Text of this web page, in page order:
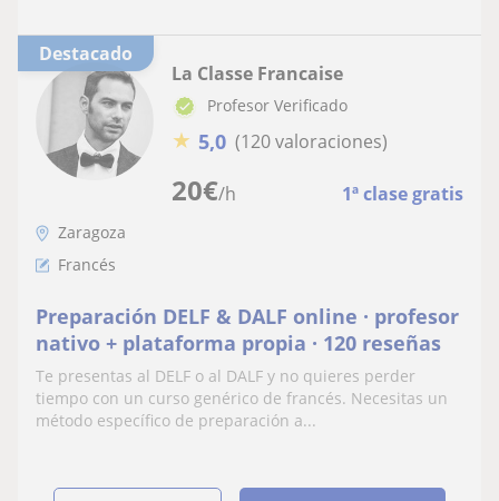
Destacado
20€/h 1ª clase gratis
La Classe Francaise
Profesor Verificado
★ 5,0 (120 valoraciones)
Zaragoza
Francés
Preparación DELF & DALF online · profesor
nativo + plataforma propia · 120 reseñas
Te presentas al DELF o al DALF y no quieres perder
tiempo con un curso genérico de francés. Necesitas un
método específico de preparación a...